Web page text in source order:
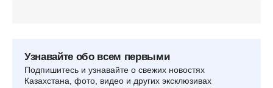
Узнавайте обо всем первыми
Подпишитесь и узнавайте о свежих новостях
Казахстана, фото, видео и других эксклюзивах